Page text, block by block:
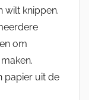
wilt knippen.
om
papier uit de